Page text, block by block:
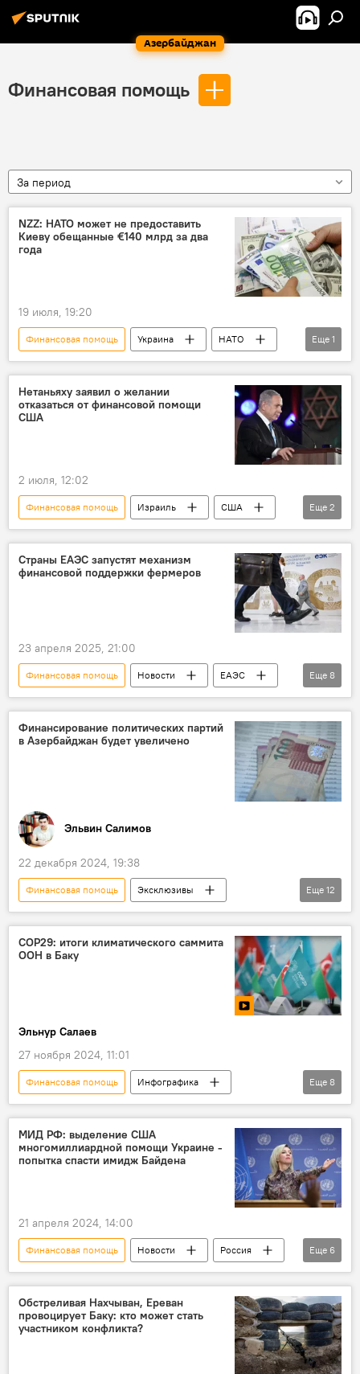
Азербайджан
Финансовая помощь
За период
NZZ: НАТО может не предоставить
Киеву обещанные €140 млрд за два
года
19 июля, 19:20
Финансовая помощь Украина
НАТО
военная помощь
Еще 1
Нетаньяху заявил о желании
отказаться от финансовой помощи
США
2 июля, 12:02
Финансовая помощь Израиль
США
военная помощь
Премьер-министр Израиля Биньямин Нетаньяху
Еще 2
Страны ЕАЭС запустят механизм
финансовой поддержки фермеров
23 апреля 2025, 21:00
Финансовая помощь Новости
ЕАЭС
фермеры
Субсидии
Кредиты
животноводство
агропромышленный комплекс
Еще 8
Финансирование политических партий
в Азербайджан будет увеличено
Эльвин Салимов
22 декабря 2024, 19:38
Финансовая помощь
Эксклюзивы
Азербайджан
Политические силы
Государство
Госбюджет
депутат Милли Меджлиса Эльшад Мусаев
Политика
Ильхам Алиев
Поручение преизидента
Еще 12
COP29: итоги климатического саммита
ООН в Баку
Эльнур Салаев
27 ноября 2024, 11:01
Финансовая помощь
Инфографика
Азербайджан
Баку
29-я Конференция сторон Рамочной конвенции ООН об изменении климата
Итоги
Финансирование
Изменения климата
Еще 8
МИД РФ: выделение США
многомиллиардной помощи Украине -
попытка спасти имидж Байдена
21 апреля 2024, 14:00
Финансовая помощь Новости
Россия
МИД РФ
Мария Захарова
Украина
США
Джо Байден
Еще 6
Обстреливая Нахчыван, Ереван
провоцирует Баку: кто может стать
участником конфликта?